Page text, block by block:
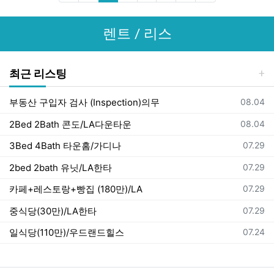
렌트 / 리스
최근 리스팅
등록일
08.04
부동산 구입자 검사 (Inspection)의무
등록일
08.04
2Bed 2Bath 콘도/LA다운타운
등록일
07.29
3Bed 4Bath 타운홈/가디나
등록일
07.29
2bed 2bath 유닛/LA한타
등록일
07.29
카페+레스토랑+빵집 (180만)/LA
등록일
07.29
중식당(30만)/LA한타
등록일
07.24
일식당(110만)/우드랜드힐스